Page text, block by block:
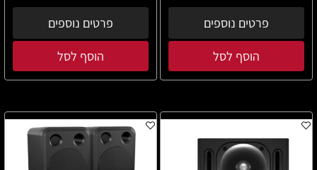
פרטים נוספים
הוסף לסל
פרטים נוספים
הוסף לסל